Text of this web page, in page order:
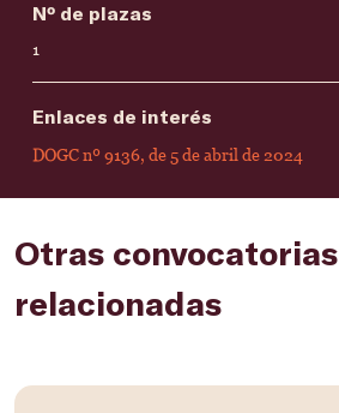
Nº de plazas
1
Enlaces de interés
DOGC nº 9136, de 5 de abril de 2024
Otras convocatorias
relacionadas